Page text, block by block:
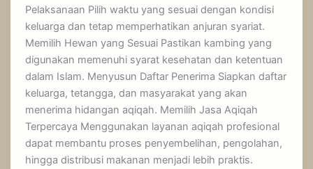
Pelaksanaan Pilih waktu yang sesuai dengan kondisi
keluarga dan tetap memperhatikan anjuran syariat.
Memilih Hewan yang Sesuai Pastikan kambing yang
digunakan memenuhi syarat kesehatan dan ketentuan
dalam Islam. Menyusun Daftar Penerima Siapkan daftar
keluarga, tetangga, dan masyarakat yang akan
menerima hidangan aqiqah. Memilih Jasa Aqiqah
Terpercaya Menggunakan layanan aqiqah profesional
dapat membantu proses penyembelihan, pengolahan,
hingga distribusi makanan menjadi lebih praktis.